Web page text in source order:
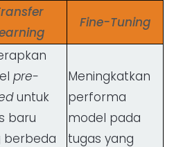
Fine-Tuning
pre-
untuk
baru
berbeda
Meningkatkan
performa
model pada
tugas yang